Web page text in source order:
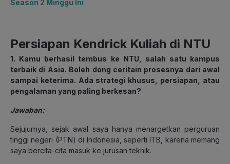
Season 2 Minggu Ini
Persiapan Kendrick Kuliah di NTU
1. Kamu berhasil tembus ke NTU, salah satu kampus
terbaik di Asia. Boleh dong ceritain prosesnya dari awal
sampai keterima. Ada strategi khusus, persiapan, atau
pengalaman yang paling berkesan?
Jawaban:
Sejujurnya, sejak awal saya hanya menargetkan perguruan
tinggi negeri (PTN) di Indonesia, seperti ITB, karena memang
saya bercita-cita masuk ke jurusan teknik.